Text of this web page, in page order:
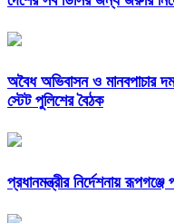
অবৈধ অভিবাসন ও মানবপাচার
স্টেট পুলিশের বৈঠক
প্রধানমন্ত্রীর নির্দেশনায়